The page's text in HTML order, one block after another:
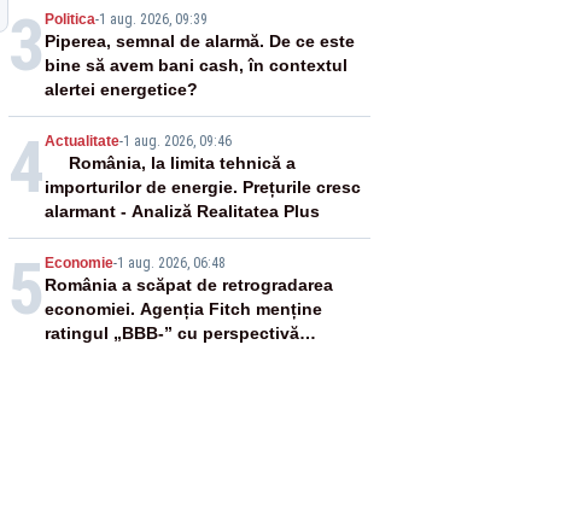
3 Politica-1 aug. 2026, 09:39
Piperea, semnal de alarmă. De ce este
bine să avem bani cash, în contextul
alertei energetice?
4Actualitate-1 aug. 2026, 09:46
România, la limita tehnică a
importurilor de energie. Prețurile cresc
alarmant - Analiză Realitatea Plus
5 Economie-1 aug. 2026, 06:48
România a scăpat de retrogradarea
economiei. Agenția Fitch menține
ratingul „BBB-” cu perspectivă